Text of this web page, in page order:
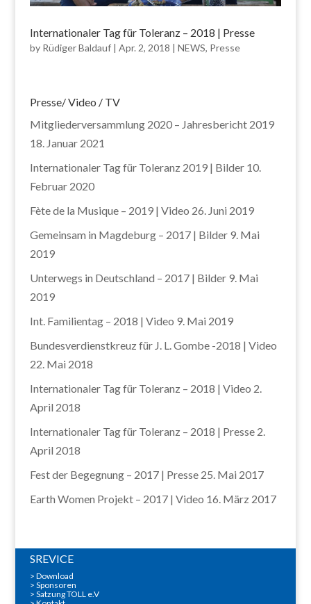
Internationaler Tag für Toleranz – 2018 | Presse
by Rüdiger Baldauf| Apr. 2, 2018 | NEWS, Presse
Presse/ Video / TV
Mitgliederversammlung 2020 – Jahresbericht 2019
18. Januar 2021
Internationaler Tag für Toleranz 2019 | Bilder 10.
Februar 2020
Fète de la Musique – 2019 | Video 26. Juni 2019
Gemeinsam in Magdeburg – 2017 | Bilder 9. Mai
2019
Unterwegs in Deutschland – 2017 | Bilder 9. Mai
2019
Int. Familientag – 2018 | Video 9. Mai 2019
Bundesverdienstkreuz für J. L. Gombe -2018 | Video
22. Mai 2018
Internationaler Tag für Toleranz – 2018 | Video 2.
April 2018
Internationaler Tag für Toleranz – 2018 | Presse 2.
April 2018
Fest der Begegnung – 2017 | Presse 25. Mai 2017
Earth Women Projekt – 2017 | Video 16. März 2017
SREVICE
> Download
> Sponsoren
> Satzung TOLL e.V